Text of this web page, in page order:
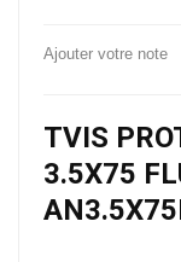
Ajouter votre note
TVIS
3.5X75